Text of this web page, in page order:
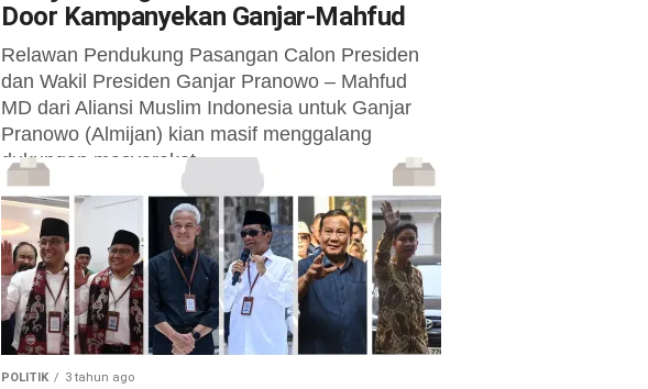
Door Kampanyekan Ganjar-Mahfud
Relawan Pendukung Pasangan Calon Presiden
dan Wakil Presiden Ganjar Pranowo – Mahfud
MD dari Aliansi Muslim Indonesia untuk Ganjar
Pranowo (Almijan) kian masif menggalang
dukungan masyarakat...
POLITIK 3 tahun ago